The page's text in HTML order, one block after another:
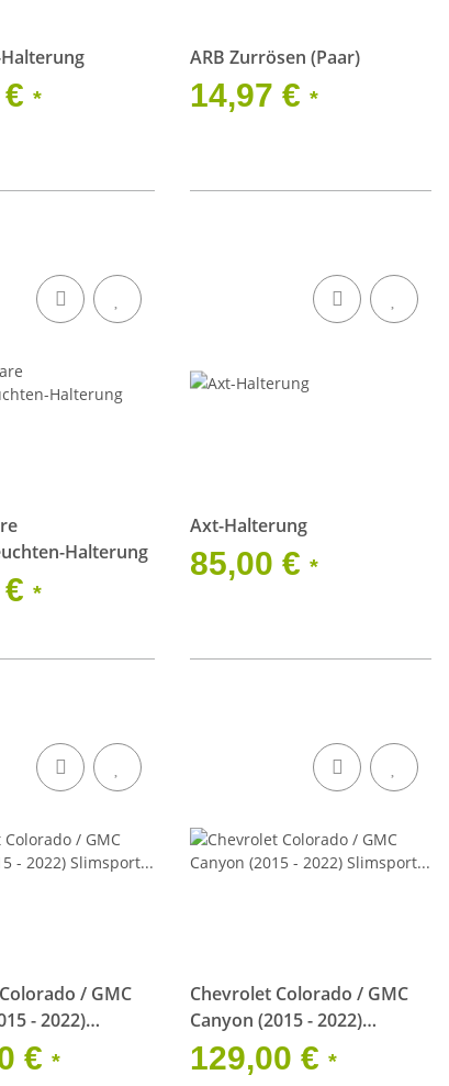
*
ARB Zurrösen (Paar)
14,97 € *
Halterung
*
Axt-Halterung
85,00 € *
/ GMC
- 2022)
40in
€ *
Chevrolet Colorado / GMC
Canyon (2015 - 2022)
Slimsport Dachträger
Windschutzverkleidung
129,00 € *